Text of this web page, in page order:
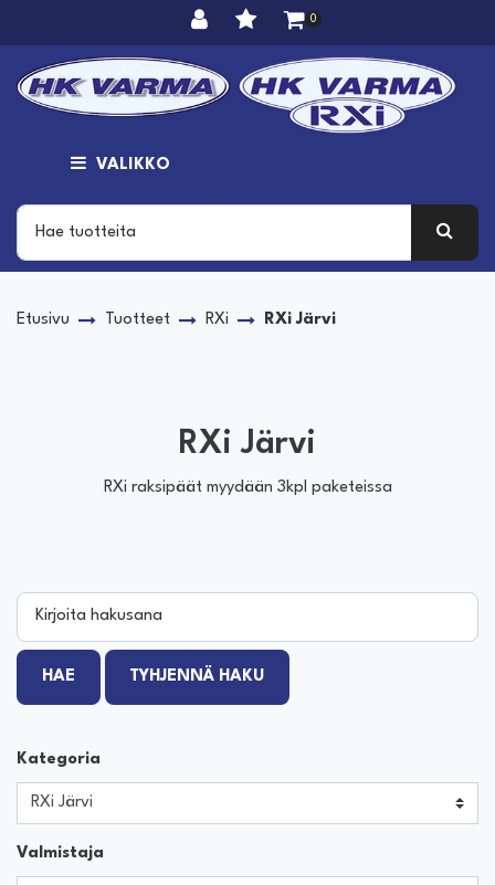
0
VALIKKO
Etusivu Tuotteet RXi RXi Järvi
RXi Järvi
RXi raksipäät myydään 3kpl paketeissa
Kirjoita hakusana
HAE TYHJENNÄ HAKU
Kategoria
Valmistaja